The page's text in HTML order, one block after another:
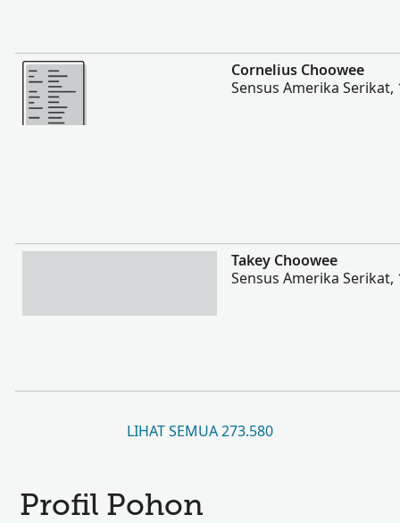
Lebih banyak
Cornelius Choowee
Sensus Amerika Serikat,
Lebih banyak
Takey Choowee
Sensus Amerika Serikat,
LIHAT SEMUA 273.580
Profil Pohon